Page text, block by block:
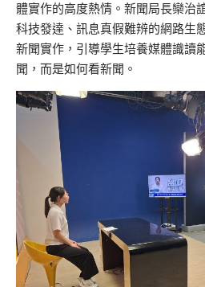
體實作的高度熱情。新聞局長欒治
科技發達、訊息真假難辨的網路生
新聞實作，引導學生培養媒體識讀
聞，而是如何看新聞。